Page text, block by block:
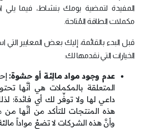
المفيدة لتمضية يومك بنشاط، فيما
مكملات الطاقة المُتاحة.
قبل البدء بالقائمة، إليك بعض المعايير
الخيارات التي نقدمها لك:
عدم وجود مواد مالِئة أو حشوة:
المتعلقة بالمكملات هي أنَّها
داعي لها ولا توفِّر لك أي فائدة؛
هذه المنتجات للتأكد من أنَّها
وأنَّ هذه الشركات لا تضعُ مواداً